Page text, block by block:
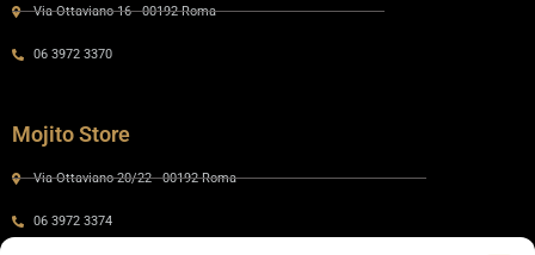
Via Ottaviano 16 - 00192 Roma
06 3972 3370
Mojito Store
Via Ottaviano 20/22 - 00192 Roma
06 3972 3374